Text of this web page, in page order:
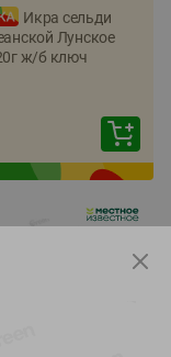
Икра сельди
Лунское
ж/б ключ